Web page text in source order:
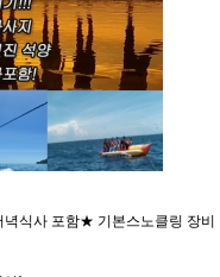
식사 포함★ 기본스노클링 장비